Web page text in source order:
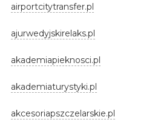
airportcitytransfer.pl
ajurwedyjskirelaks.pl
akademiapieknosci.pl
akademiaturystyki.pl
akcesoriapszczelarskie.pl